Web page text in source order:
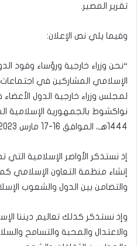
تقرير المصير.
وفيما يلي نص الإعلان:
“نحن وزراء خارجية ورؤساء وفود
الإسلامي المشاركين في اجتماعات
لمجلس وزراء خارجية الدول
1444هـ، الموافق 16-17 مارس 2023؛
إذ نستذكر الأواصر الإسلامية
إنشاء منظمة التعاون الإسلامي
والتضامن بين الدول والشعوب
وإذ نستذكر كذلك تعاليم ديننا
والاعتدال والمحبة والتسامح